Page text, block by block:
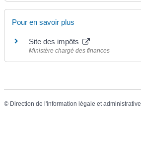
Pour en savoir plus
Site des impôts
Ministère chargé des finances
© Direction de l'information légale et administrative